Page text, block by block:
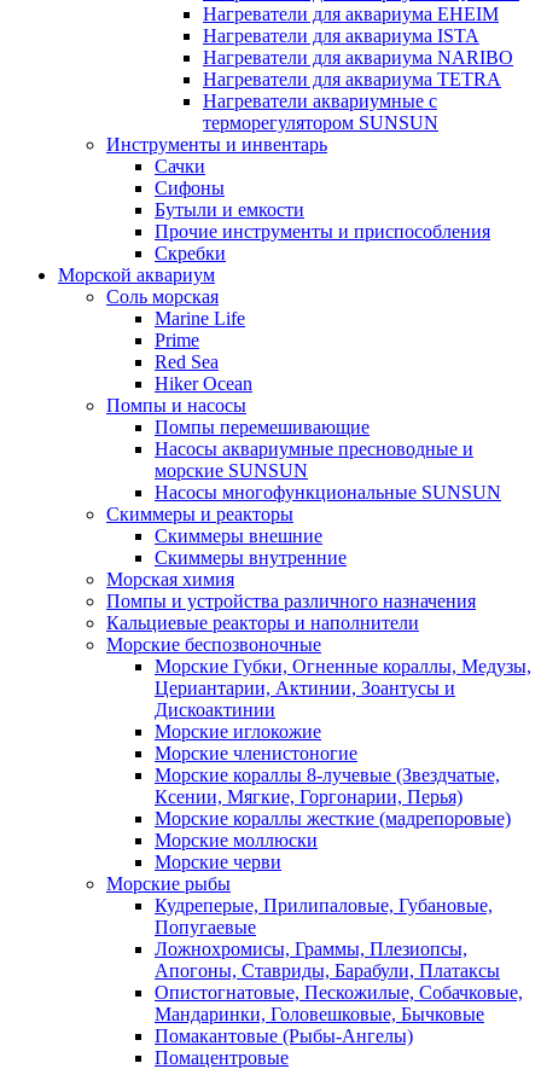
Нагреватели для аквариума EHEIM
Нагреватели для аквариума ISTA
Нагреватели для аквариума NARIBO
Нагреватели для аквариума TETRA
Нагреватели аквариумные с
терморегулятором SUNSUN
Инструменты и инвентарь
Сачки
Сифоны
Бутыли и емкости
Прочие инструменты и приспособления
Скребки
Морской аквариум
Соль морская
Marine Life
Prime
Red Sea
Hiker Ocean
Помпы и насосы
Помпы перемешивающие
Насосы аквариумные пресноводные и
морские SUNSUN
Насосы многофункциональные SUNSUN
Скиммеры и реакторы
Скиммеры внешние
Скиммеры внутренние
Морская химия
Помпы и устройства различного назначения
Кальциевые реакторы и наполнители
Морские беспозвоночные
Морские Губки, Огненные кораллы, Медузы,
Цериантарии, Актинии, Зоантусы и
Дискоактинии
Морские иглокожие
Морские членистоногие
Морские кораллы 8-лучевые (Звездчатые,
Ксении, Мягкие, Горгонарии, Перья)
Морские кораллы жесткие (мадрепоровые)
Морские моллюски
Морские черви
Морские рыбы
Кудреперые, Прилипаловые, Губановые,
Попугаевые
Ложнохромисы, Граммы, Плезиопсы,
Апогоны, Ставриды, Барабули, Платаксы
Опистогнатовые, Пескожилые, Собачковые,
Мандаринки, Головешковые, Бычковые
Помакантовые (Рыбы-Ангелы)
Помацентровые